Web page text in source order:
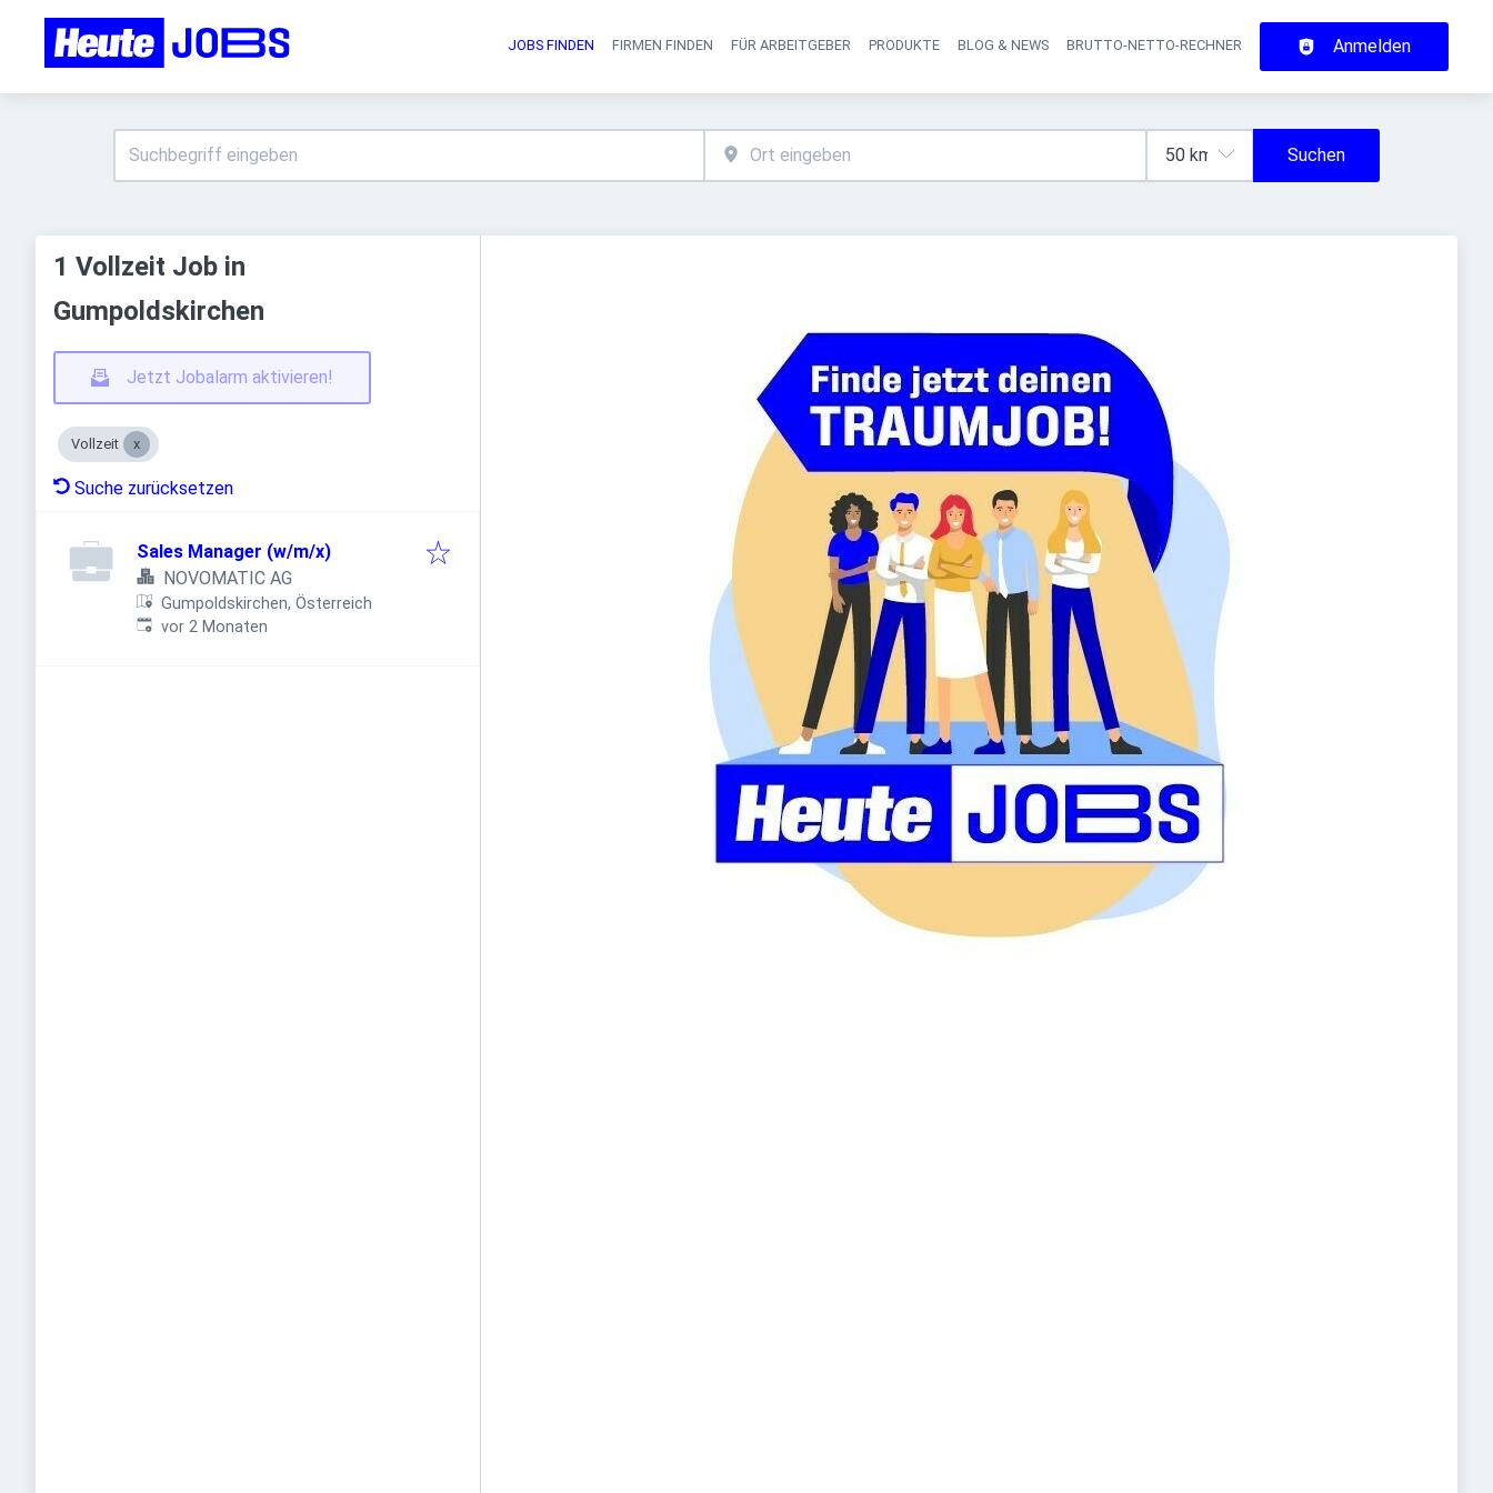
Haupt-Navigation
JOBS FINDEN FIRMEN FINDEN FÜR ARBEITGEBER PRODUKTE BLOG & NEWS BRUTTO-NETTO-RECHNER Anmelden
Suchen
1 Vollzeit Job in
Gumpoldskirchen
Jetzt Jobalarm aktivieren!
Vollzeit
Suche zurücksetzen
Sales Manager (w/m/x)
NOVOMATIC AG
Gumpoldskirchen, Österreich
Veröffentlicht:
vor 2 Monaten